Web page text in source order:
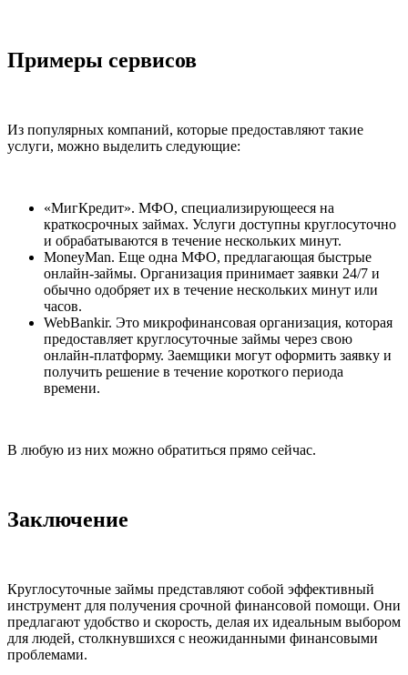
Примеры сервисов
Из популярных компаний, которые предоставляют такие
услуги, можно выделить следующие:
«МигКредит». МФО, специализирующееся на
краткосрочных займах. Услуги доступны круглосуточно
и обрабатываются в течение нескольких минут.
MoneyMan. Еще одна МФО, предлагающая быстрые
онлайн-займы. Организация принимает заявки 24/7 и
обычно одобряет их в течение нескольких минут или
часов.
WebBankir. Это микрофинансовая организация, которая
предоставляет круглосуточные займы через свою
онлайн-платформу. Заемщики могут оформить заявку и
получить решение в течение короткого периода
времени.
В любую из них можно обратиться прямо сейчас.
Заключение
Круглосуточные займы представляют собой эффективный
инструмент для получения срочной финансовой помощи. Они
предлагают удобство и скорость, делая их идеальным выбором
для людей, столкнувшихся с неожиданными финансовыми
проблемами.